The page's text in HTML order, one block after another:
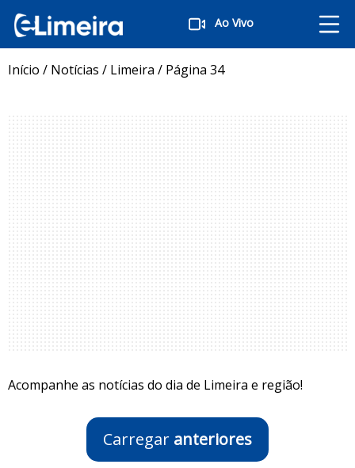
Ao Vivo
Início / Notícias / Limeira / Página 34
Acompanhe as notícias do dia de Limeira e região!
Carregar anteriores